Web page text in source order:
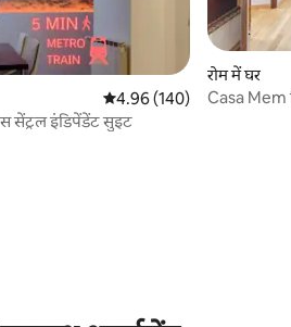
औसत रेटिंग 5 में से 4.96, 140
4.96 (140)
सेंट्रल इंडिपेंडेंट सुइट
रोम में घर
Casa Mem